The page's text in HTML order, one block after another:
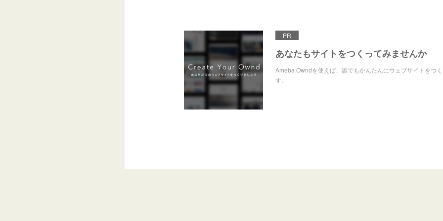
PR
あなたもサイトをつくってみませんか
Ameba Owndを使えば、誰でもかんたんにウェブサイトをつ
す。